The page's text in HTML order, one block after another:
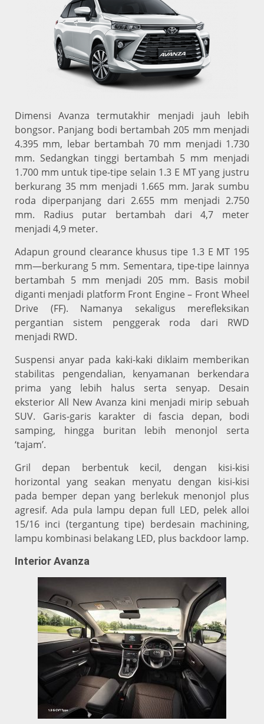
Dimensi Avanza termutakhir menjadi jauh lebih
bongsor. Panjang bodi bertambah 205 mm menjadi
4.395 mm, lebar bertambah 70 mm menjadi 1.730
mm. Sedangkan tinggi bertambah 5 mm menjadi
1.700 mm untuk tipe-tipe selain 1.3 E MT yang justru
berkurang 35 mm menjadi 1.665 mm. Jarak sumbu
roda diperpanjang dari 2.655 mm menjadi 2.750
mm. Radius putar bertambah dari 4,7 meter
menjadi 4,9 meter.
Adapun ground clearance khusus tipe 1.3 E MT 195
mm—berkurang 5 mm. Sementara, tipe-tipe lainnya
bertambah 5 mm menjadi 205 mm. Basis mobil
diganti menjadi platform Front Engine – Front Wheel
Drive (FF). Namanya sekaligus merefleksikan
pergantian sistem penggerak roda dari RWD
menjadi RWD.
Suspensi anyar pada kaki-kaki diklaim memberikan
stabilitas pengendalian, kenyamanan berkendara
prima yang lebih halus serta senyap. Desain
eksterior All New Avanza kini menjadi mirip sebuah
SUV. Garis-garis karakter di fascia depan, bodi
samping, hingga buritan lebih menonjol serta
‘tajam’.
Gril depan berbentuk kecil, dengan kisi-kisi
horizontal yang seakan menyatu dengan kisi-kisi
pada bemper depan yang berlekuk menonjol plus
agresif. Ada pula lampu depan full LED, pelek alloi
15/16 inci (tergantung tipe) berdesain machining,
lampu kombinasi belakang LED, plus backdoor lamp.
Interior Avanza